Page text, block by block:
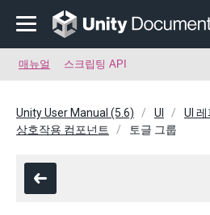
매뉴얼 스크립팅 API
Unity User Manual (5.6) UI
UI
상호작용 컴포넌트
토글 그룹